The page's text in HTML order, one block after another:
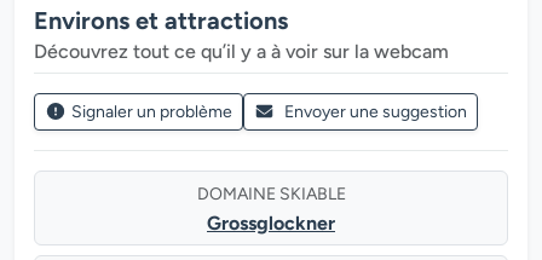
Environs et attractions
Découvrez tout ce qu’il y a à voir sur la webcam
Signaler un problème Envoyer une suggestion
DOMAINE SKIABLE
Grossglockner